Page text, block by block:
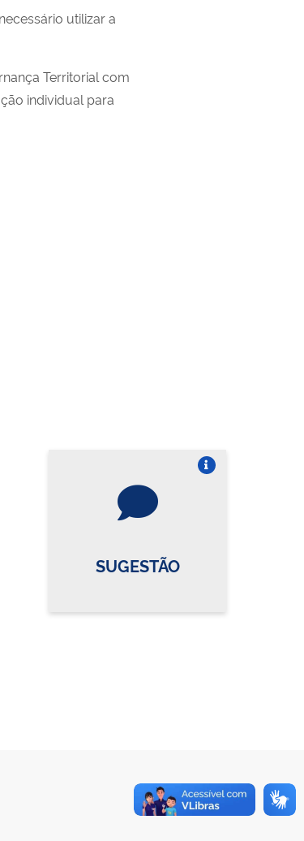
utilizar a
Territorial com
individual para
SUGESTÃO